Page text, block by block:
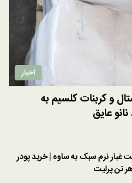
اخبار
و کربنات کلسیم به
عایق
پرلیت غبار نرم سبک به ساوه | خرید پودر
تن پرلیت